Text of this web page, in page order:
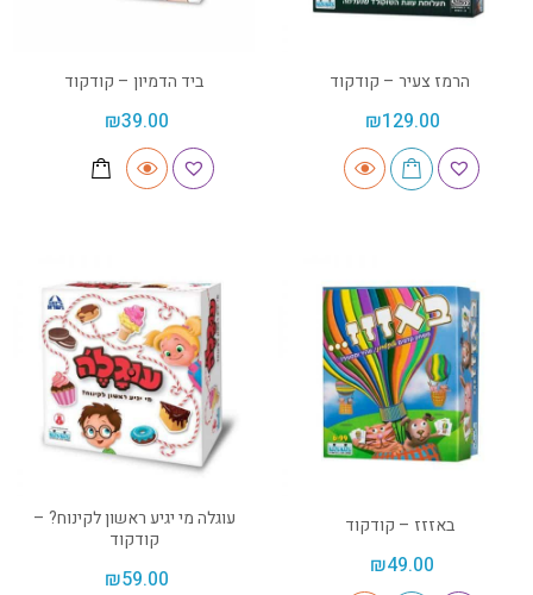
הרמז צעיר – קודקוד
₪129.00
ביד הדמיון – קודקוד
₪39.00
באזזז – קודקוד
₪49.00
עוגלה מי יגיע ראשון לקינוח? –
קודקוד
₪59.00